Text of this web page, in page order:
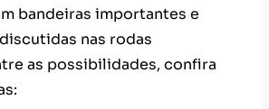
bandeiras importantes e
nas rodas
as possibilidades, confira